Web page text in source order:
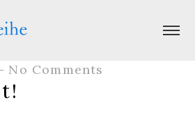
No Comments